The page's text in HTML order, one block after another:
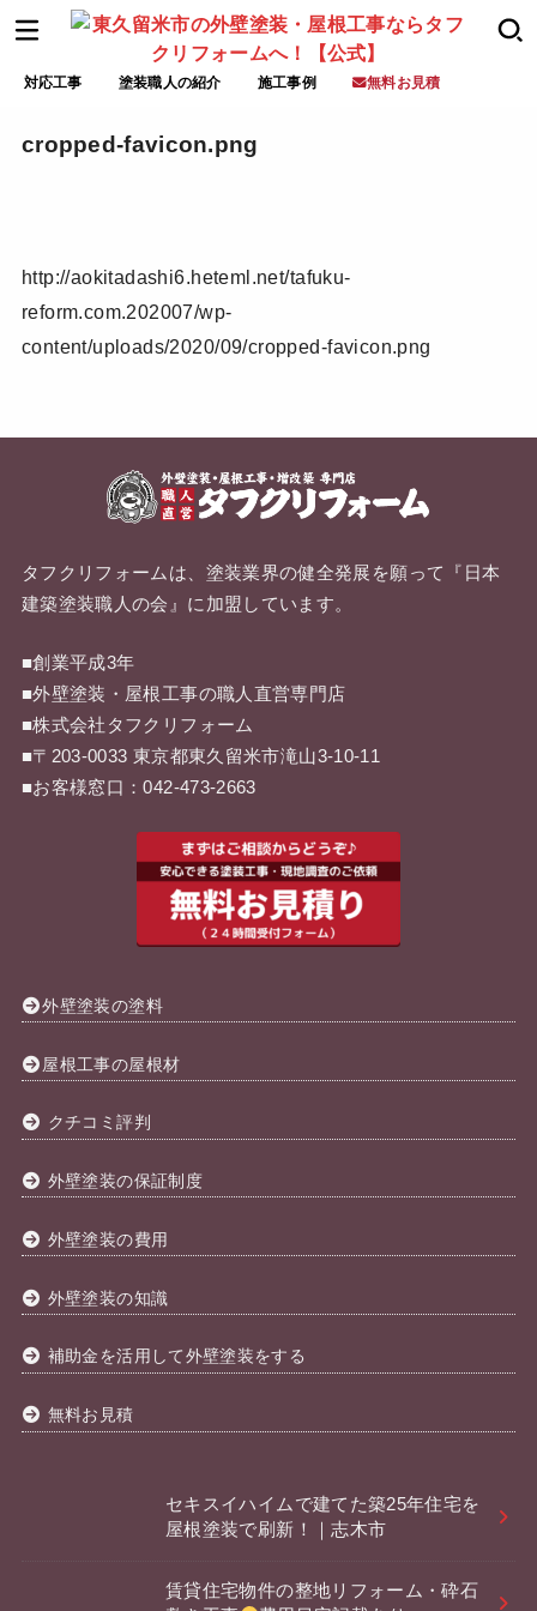
対応工事 塗装職人の紹介 施工事例 無料お見積
cropped-favicon.png
http://aokitadashi6.heteml.net/tafuku-
reform.com.202007/wp-
content/uploads/2020/09/cropped-favicon.png
タフクリフォームは、塗装業界の健全発展を願って『 日本
建築塗装職人の会 』に加盟しています。
■創業平成3年
■外壁塗装・屋根工事の職人直営専門店
■株式会社タフクリフォーム
■〒203-0033 東京都東久留米市滝山3-10-11
■お客様窓口：042-473-2663
外壁塗装の塗料
屋根工事の屋根材
クチコミ評判
外壁塗装の保証制度
外壁塗装の費用
外壁塗装の知識
補助金を活用して外壁塗装をする
無料お見積
セキスイハイムで建てた築25年住宅を
屋根塗装で刷新！｜志木市
賃貸住宅物件の整地リフォーム・砕石